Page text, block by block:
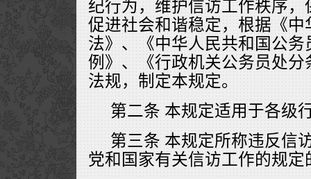
纪行为，维护信访工作秩序
促进社会和谐稳定，根据《
法》、《中华人民共和国公
例》、《行政机关公务员处
法规，制定本规定。
第二条 本规定适用于各级
第三条 本规定所称违反信
党和国家有关信访工作的规定